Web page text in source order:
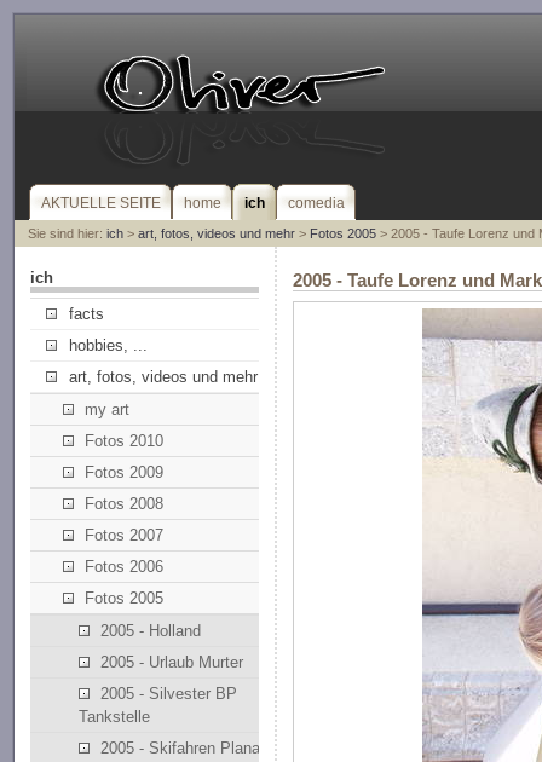
AKTUELLE SEITE home ich comedia
Sie sind hier: ich> art, fotos, videos und mehr> Fotos 2005> 2005 - Taufe Lorenz und
ich
facts
hobbies, ...
art, fotos, videos und mehr
my art
Fotos 2010
Fotos 2009
Fotos 2008
Fotos 2007
Fotos 2006
Fotos 2005
2005 - Holland
2005 - Urlaub Murter
2005 - Silvester BP
Tankstelle
2005 - Skifahren Planai
2005 - Taufe Lorenz und